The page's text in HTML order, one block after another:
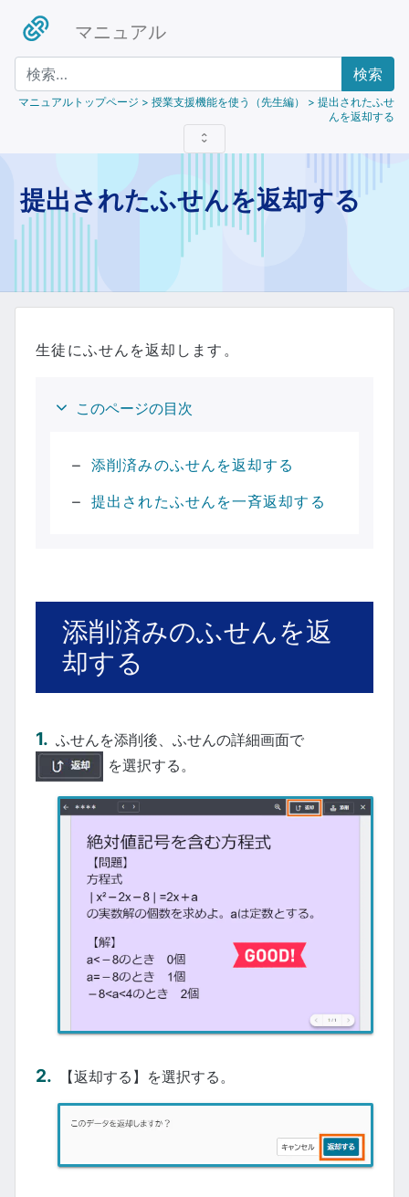
マニュアル
検索
マニュアルトップページ > 授業支援機能を使う（先生編） > 提出されたふせ
んを返却する
提出されたふせんを返却する
生徒にふせんを返却します。
このページの目次
添削済みのふせんを返却する
提出されたふせんを一斉返却する
添削済みのふせんを返
却する
ふせんを添削後、ふせんの詳細画面で
を選択する。
【返却する】を選択する。